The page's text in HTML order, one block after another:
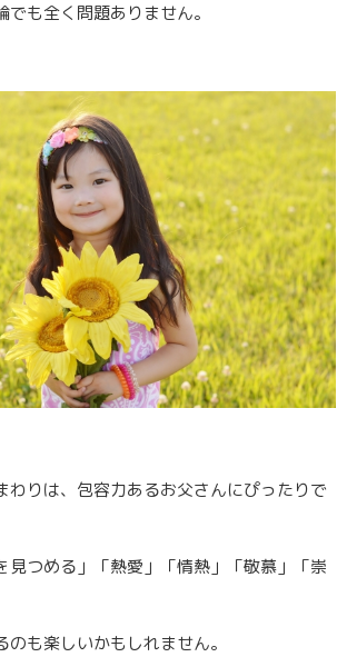
も全く問題ありません。
わりは、包容力あるお父さんにぴったりで
見つめる」「熱愛」「情熱」「敬慕」「崇
も楽しいかもしれません。